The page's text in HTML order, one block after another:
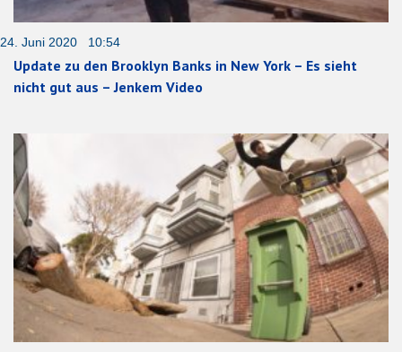
24. Juni 2020 10:54
Update zu den Brooklyn Banks in New York – Es sieht
nicht gut aus – Jenkem Video